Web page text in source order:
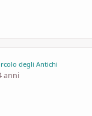
degli Antichi
anni